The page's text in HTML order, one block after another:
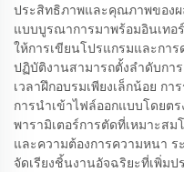
ประสิทธิภาพและคุณภาพของ
แบบบูรณาการมาพร้อมอินเทอ
ให้การเขียนโปรแกรมและกา
ปฏิบัติงานสามารถตั้งลำดับกา
เวลาฝึกอบรมเพียงเล็กน้อย ก
การนำเข้าไฟล์ออกแบบโดยตร
พารามิเตอร์การตัดที่เหมาะส
และความต้องการความหนา
จัดเรียงชิ้นงานอัจฉริยะที่เพิ่ม